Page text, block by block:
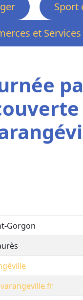
Sport
et Services
Gorgon